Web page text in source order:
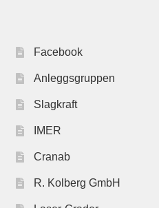
Facebook
Anleggsgruppen
Slagkraft
IMER
Cranab
R. Kolberg GmbH